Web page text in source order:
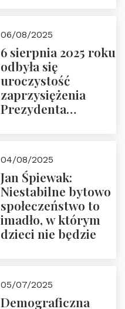
06/08/2025
6 sierpnia 2025 roku
odbyła się
uroczystość
zaprzysiężenia
Prezydenta
Nawrockiego
04/08/2025
Jan Śpiewak:
Niestabilne bytowo
społeczeństwo to
imadło, w którym
dzieci nie będzie
05/07/2025
Demograficzna